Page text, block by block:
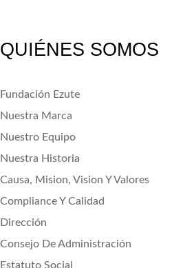
QUIÉNES SOMOS
Fundación Ezute
Nuestra Marca
Nuestro Equipo
Nuestra Historia
Causa, Mision, Vision Y Valores
Compliance Y Calidad
Dirección
Consejo De Administración
Estatuto Social